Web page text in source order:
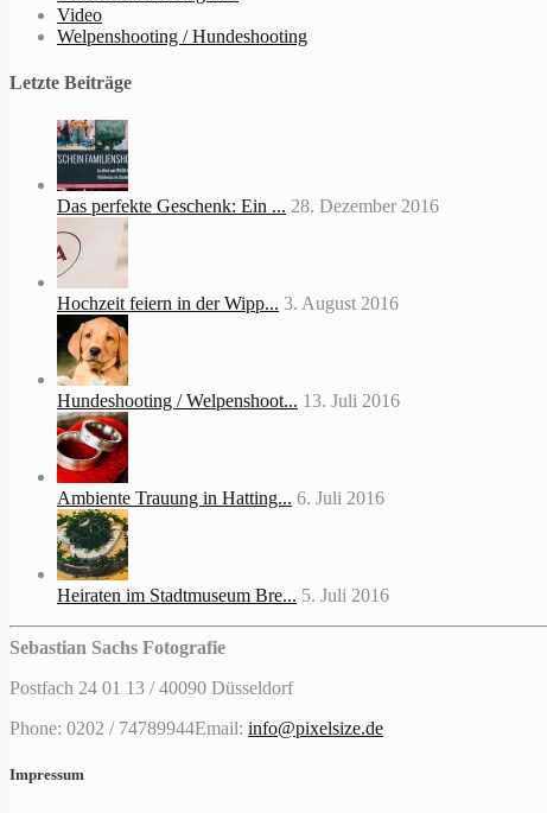
Video
Welpenshooting / Hundeshooting
Letzte Beiträge
Das perfekte Geschenk: Ein ... 28. Dezember 2016
Hochzeit feiern in der Wipp... 3. August 2016
Hundeshooting / Welpenshoot... 13. Juli 2016
Ambiente Trauung in Hatting... 6. Juli 2016
Heiraten im Stadtmuseum Bre... 5. Juli 2016
Sebastian Sachs Fotografie
Postfach 24 01 13 / 40090 Düsseldorf
Phone: 0202 / 74789944Email: info@pixelsize.de
Impressum